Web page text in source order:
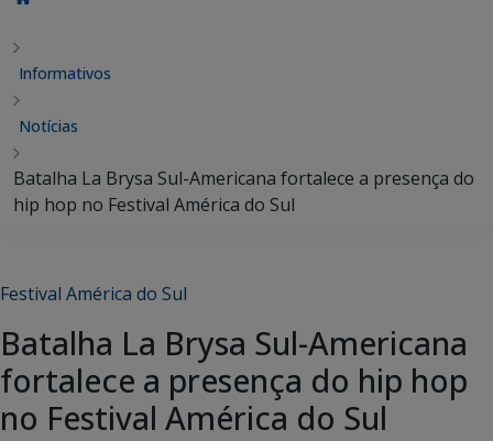
Informativos
Notícias
Batalha La Brysa Sul-Americana fortalece a presença do
hip hop no Festival América do Sul
Festival América do Sul
Batalha La Brysa Sul-Americana
fortalece a presença do hip hop
no Festival América do Sul